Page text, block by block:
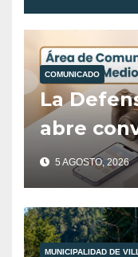
COMUNICADO
La
abre
cubrir el
Medios
5 AGOSTO, 2026
MUNICIPALIDAD DE